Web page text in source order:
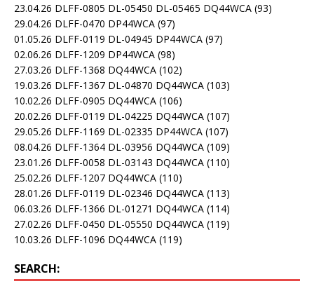
23.04.26 DLFF-0805 DL-05450 DL-05465 DQ44WCA (93)
29.04.26 DLFF-0470 DP44WCA (97)
01.05.26 DLFF-0119 DL-04945 DP44WCA (97)
02.06.26 DLFF-1209 DP44WCA (98)
27.03.26 DLFF-1368 DQ44WCA (102)
19.03.26 DLFF-1367 DL-04870 DQ44WCA (103)
10.02.26 DLFF-0905 DQ44WCA (106)
20.02.26 DLFF-0119 DL-04225 DQ44WCA (107)
29.05.26 DLFF-1169 DL-02335 DP44WCA (107)
08.04.26 DLFF-1364 DL-03956 DQ44WCA (109)
23.01.26 DLFF-0058 DL-03143 DQ44WCA (110)
25.02.26 DLFF-1207 DQ44WCA (110)
28.01.26 DLFF-0119 DL-02346 DQ44WCA (113)
06.03.26 DLFF-1366 DL-01271 DQ44WCA (114)
27.02.26 DLFF-0450 DL-05550 DQ44WCA (119)
10.03.26 DLFF-1096 DQ44WCA (119)
SEARCH: